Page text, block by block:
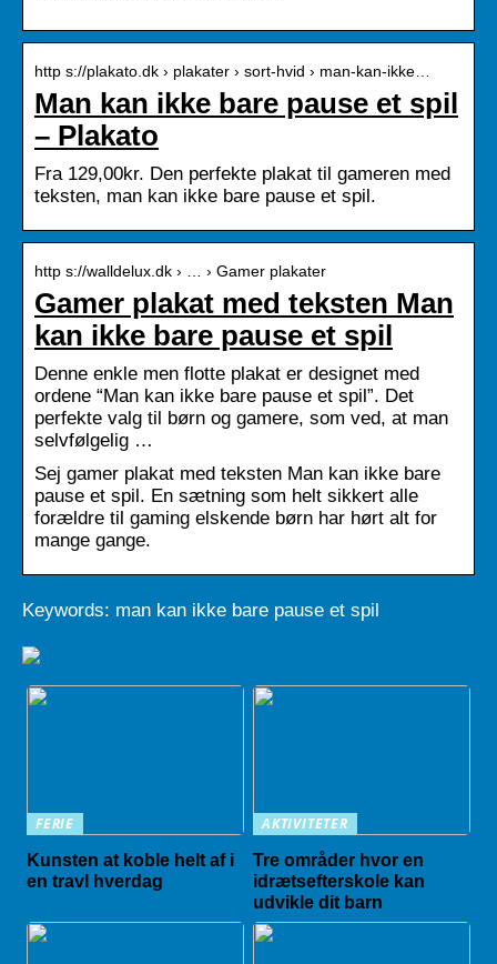
http s://plakato.dk › plakater › sort-hvid › man-kan-ikke…
Man kan ikke bare pause et spil
– Plakato
Fra 129,00kr. Den perfekte plakat til gameren med
teksten, man kan ikke bare pause et spil.
http s://walldelux.dk › … › Gamer plakater
Gamer plakat med teksten Man
kan ikke bare pause et spil
Denne enkle men flotte plakat er designet med
ordene “Man kan ikke bare pause et spil”. Det
perfekte valg til børn og gamere, som ved, at man
selvfølgelig …
Sej gamer plakat med teksten Man kan ikke bare
pause et spil. En sætning som helt sikkert alle
forældre til gaming elskende børn har hørt alt for
mange gange.
Keywords: man kan ikke bare pause et spil
FERIE
Kunsten at koble helt af i
en travl hverdag
AKTIVITETER
Tre områder hvor en
idrætsefterskole kan
udvikle dit barn